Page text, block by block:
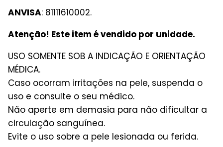
ANVISA: 81111610002.
Atenção! Este item é vendido por unidade.
USO SOMENTE SOB A INDICAÇÃO E ORIENTAÇÃO
MÉDICA.
Caso ocorram irritações na pele, suspenda o
uso e consulte o seu médico.
Não aperte em demasia para não dificultar a
circulação sanguínea.
Evite o uso sobre a pele lesionada ou ferida.